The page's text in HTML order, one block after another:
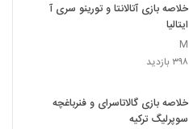
خلاصه بازی آتالانتا و تورینو سری آ
ایتالیا
M
۳۹۸ بازدید
خلاصه بازی گالاتاسرای و فنرباغچه
سوپرلیگ ترکیه